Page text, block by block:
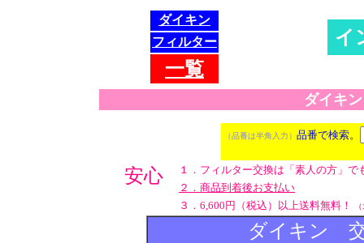
ダイキン
フィルター
一覧
イ
ダイキ
（品番は半角入力） 品番で検索。
安心
１．フィルター交換は「素人の方」で
２．商品到着後お支払い
３．6,600円（税込）以上送料無料！
ダイキン